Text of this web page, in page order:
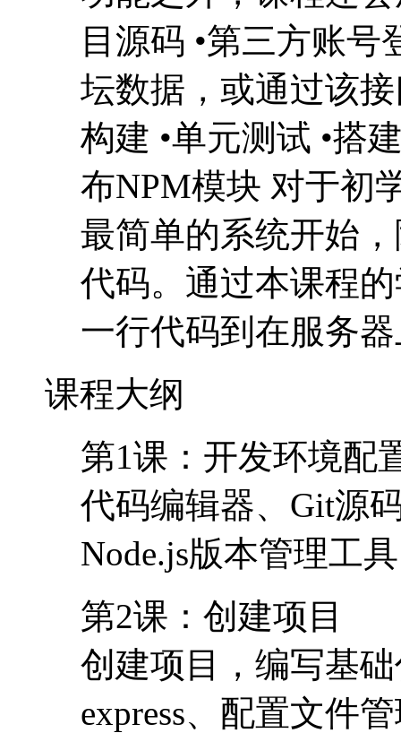
目源码 •第三方账号
坛数据，或通过该
构建 •单元测试 •搭
布NPM模块 对于初
最简单的系统开始
代码。通过本课程
一行代码到在服务
课程大纲
第1课：开发环境配
代码编辑器、Git源
Node.js版本管理工具
第2课：创建项目
创建项目，编写基
express、配置文件